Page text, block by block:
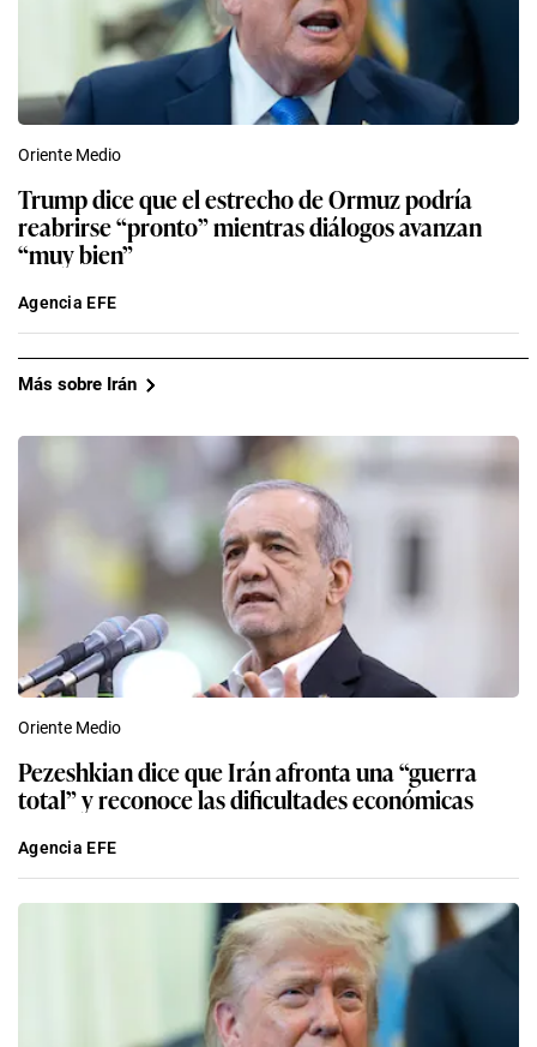
Oriente Medio
Trump dice que el estrecho de Ormuz podría
reabrirse “pronto” mientras diálogos avanzan
“muy bien”
Agencia EFE
Más sobre Irán
Oriente Medio
Pezeshkian dice que Irán afronta una “guerra
total” y reconoce las dificultades económicas
Agencia EFE